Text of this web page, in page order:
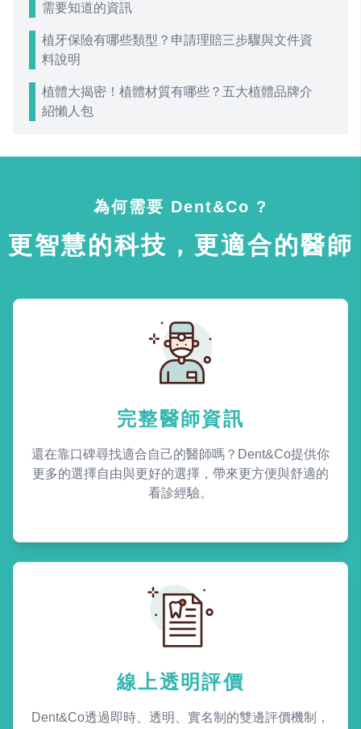
需要知道的資訊
植牙保險有哪些類型？申請理賠三步驟與文件資
料說明
植體大揭密！植體材質有哪些？五大植體品牌介
紹懶人包
為何需要 Dent&Co ?
更智慧的科技，更適合的醫師
完整醫師資訊
還在靠口碑尋找適合自己的醫師嗎？Dent&Co提供你
更多的選擇自由與更好的選擇，帶來更方便與舒適的
看診經驗。
線上透明評價
Dent&Co透過即時、透明、實名制的雙邊評價機制，